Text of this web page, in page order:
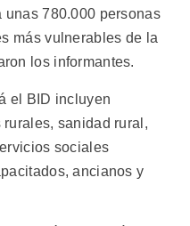
780.000 personas
más vulnerables de la
los informantes.
el BID incluyen
sanidad rural,
sociales
ancianos y